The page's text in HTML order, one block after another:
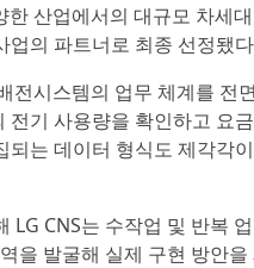
한 산업에서의 대규모 차세
업의 파트너로 최종 선정됐
전시스템의 업무 체계를
기 사용량을 확인하고 요
는 데이터 형식도 제각각
LG CNS는 수작업 및 반복
을 발굴해 실제 구현 방안